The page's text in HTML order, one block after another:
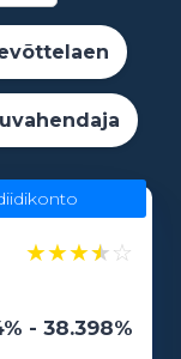
★★★★☆
- 38.398%